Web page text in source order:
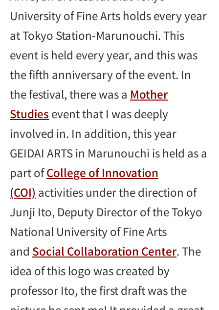
University of Fine Arts holds every year
at Tokyo Station-Marunouchi. This
event is held every year, and this was
the fifth anniversary of the event. In
the festival, there was a Mother
Studies event that I was deeply
involved in. In addition, this year
GEIDAI ARTS in Marunouchi is held as a
part ofCollege of Innovation
(COI) activities under the direction of
Junji Ito, Deputy Director of the Tokyo
National University of Fine Arts
and Social Collaboration Center. The
idea of this logo was created by
professor Ito, the first draft was the